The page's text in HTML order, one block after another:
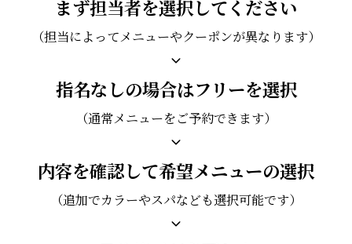
まず担当者を選択してください
（担当によってメニューやクーポンが異なります）
指名なしの場合はフリーを選択
（通常メニューをご予約できます）
内容を確認して希望メニューの選択
（追加でカラーやスパなども選択可能です）